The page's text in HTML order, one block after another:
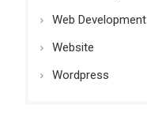
Web Development
Website
Wordpress